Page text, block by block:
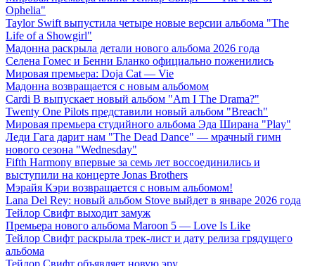
Ophelia"
Taylor Swift выпустила четыре новые версии альбома "The
Life of a Showgirl"
Мадонна раскрыла детали нового альбома 2026 года
Селена Гомес и Бенни Бланко официально поженились
Мировая премьера: Doja Cat — Vie
Мадонна возвращается с новым альбомом
Cardi B выпускает новый альбом "Am I The Drama?"
Twenty One Pilots представили новый альбом "Breach"
Мировая премьера студийного альбома Эда Ширана "Play"
Леди Гага дарит нам "The Dead Dance" — мрачный гимн
нового сезона "Wednesday"
Fifth Harmony впервые за семь лет воссоединились и
выступили на концерте Jonas Brothers
Мэрайя Кэри возвращается с новым альбомом!
Lana Del Rey: новый альбом Stove выйдет в январе 2026 года
Тейлор Свифт выходит замуж
Премьера нового альбома Maroon 5 — Love Is Like
Тейлор Свифт раскрыла трек-лист и дату релиза грядущего
альбома
Тейлор Свифт объявляет новую эру